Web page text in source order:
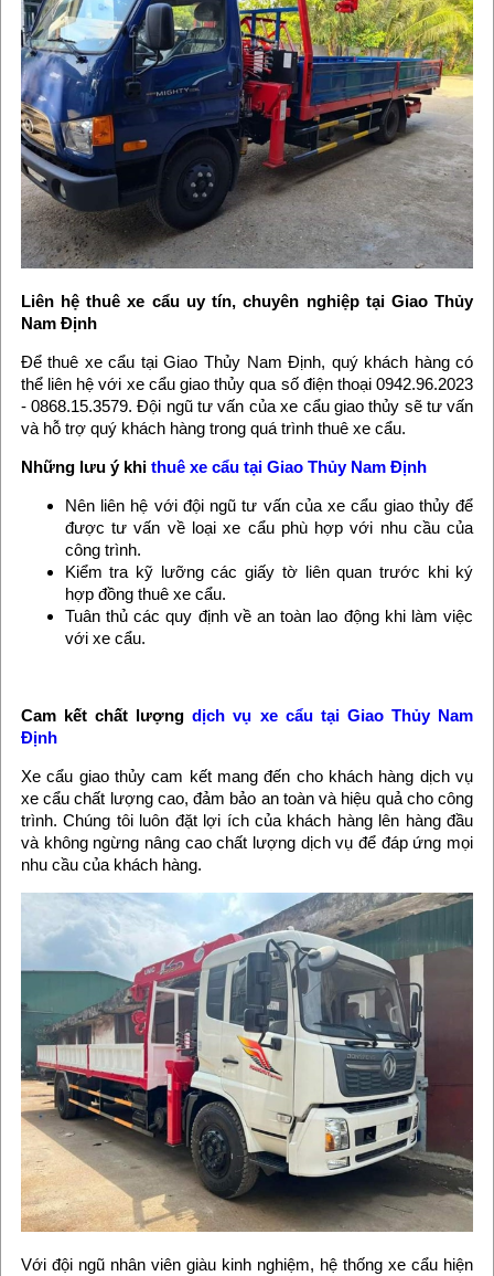
Liên hệ thuê xe cẩu uy tín, chuyên nghiệp tại Giao Thủy
Nam Định
Để thuê xe cẩu tại Giao Thủy Nam Định, quý khách hàng có
thể liên hệ với xe cẩu giao thủy qua số điện thoại 0942.96.2023
- 0868.15.3579. Đội ngũ tư vấn của xe cẩu giao thủy sẽ tư vấn
và hỗ trợ quý khách hàng trong quá trình thuê xe cẩu.
Những lưu ý khi thuê xe cẩu tại Giao Thủy Nam Định
Nên liên hệ với đội ngũ tư vấn của xe cẩu giao thủy để
được tư vấn về loại xe cẩu phù hợp với nhu cầu của
công trình.
Kiểm tra kỹ lưỡng các giấy tờ liên quan trước khi ký
hợp đồng thuê xe cẩu.
Tuân thủ các quy định về an toàn lao động khi làm việc
với xe cẩu.
Cam kết chất lượngdịch vụ xe cẩu tại Giao Thủy Nam
Định
Xe cẩu giao thủy cam kết mang đến cho khách hàng dịch vụ
xe cẩu chất lượng cao, đảm bảo an toàn và hiệu quả cho công
trình. Chúng tôi luôn đặt lợi ích của khách hàng lên hàng đầu
và không ngừng nâng cao chất lượng dịch vụ để đáp ứng mọi
nhu cầu của khách hàng.
Với đội ngũ nhân viên giàu kinh nghiệm, hệ thống xe cẩu hiện